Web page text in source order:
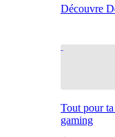
Découvre
Tout pour
gaming